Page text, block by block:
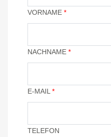
VORNAME *
NACHNAME *
E-MAIL*
TELEFON